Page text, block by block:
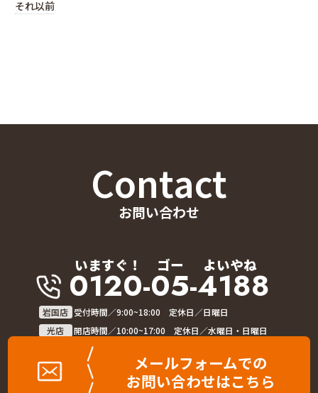
それ以前
Contact
お問い合わせ
いますぐ！ ゴー よいやね
0120-05-4188
岩国店 受付時間／9:00~18:00 定休日／日曜日
光店
開店時間／10:00~17:00 定休日／水曜日・日曜日
メールフォームでの
お問い合わせはこちら